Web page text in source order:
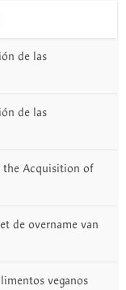
de las
de las
the Acquisition of
de overname van
veganos